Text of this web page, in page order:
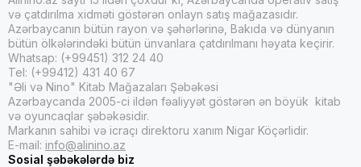
və çatdırılma xidməti göstərən onlayn satış mağazasıdır.
Azərbaycanın bütün rayon və şəhərlərinə, Bakıda və dünyanın
bütün ölkələrindəki bütün ünvanlara çatdırılmanı həyata keçirir.
Whatsap: (+99451) 312 24 40
Tel: (+99412) 431 40 67
"Əli və Nino" Kitab Mağazaları Şəbəkəsi
Azərbaycanda 2005-ci ildən fəaliyyət göstərən ən böyük kitab
və oyuncaqlar şəbəkəsidir.
Markanın sahibi və icraçı direktoru xanım Nigar Köçərlidir.
E-mail: info@alinino.az
Sosial şəbəkələrdə biz